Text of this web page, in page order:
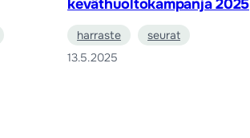
keväthuoltokampanja 2025
harraste
seurat
13.5.2025